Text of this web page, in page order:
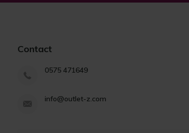
Contact
0575 471649
info@outlet-z.com